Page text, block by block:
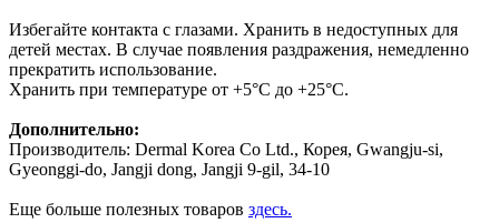
Избегайте контакта с глазами. Хранить в недоступных для
детей местах. В случае появления раздражения, немедленно
прекратить использование.
Хранить при температуре от +5°С до +25°С.
Дополнительно:
Производитель: Dermal Korea Co Ltd., Корея, Gwangju-si,
Gyeonggi-do, Jangji dong, Jangji 9-gil, 34-10
Еще больше полезных товаров здесь.